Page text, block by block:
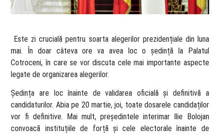
​ Este zi crucială pentru soarta alegerilor prezidențiale din luna
mai. În doar câteva ore va avea loc o ședință la Palatul
Cotroceni, în care se vor discuta cele mai importante aspecte
legate de organizarea alegerilor.
Ședința are loc înainte de validarea oficială și definitivă a
candidaturilor. Abia pe 20 martie, joi, toate dosarele candidaților
vor fi definitive. Mai mult, președintele interimar Ilie Bolojan
convoacă instituțiile de forță și cele electorale înainte de